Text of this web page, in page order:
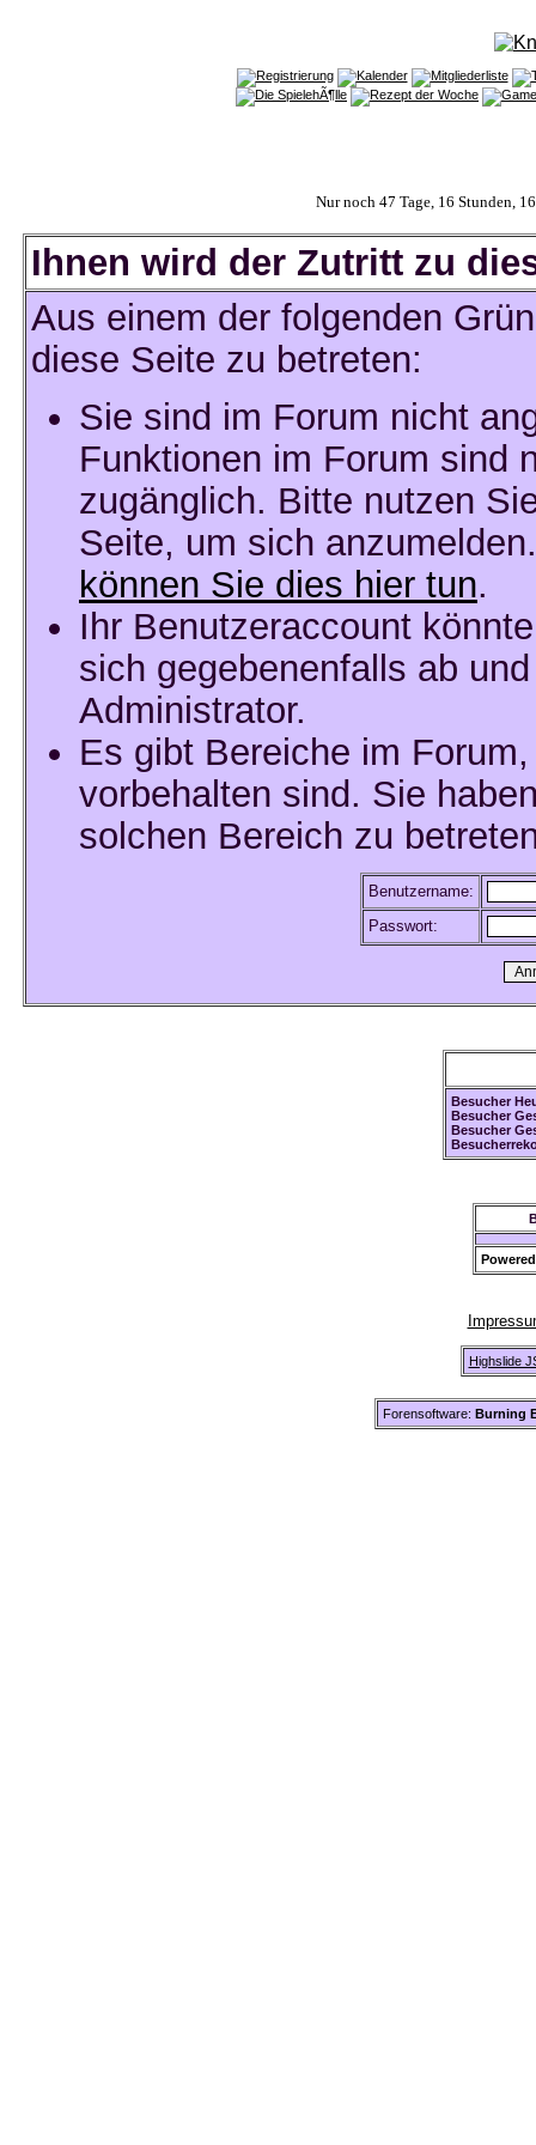
Nur noch 47 Tage, 16 Stunden,
Ihnen wird der Zutritt zu
Aus einem der folgenden
diese Seite zu betreten:
Sie sind im Forum nicht
Funktionen im Forum sind
zugänglich. Bitte nutzen
Seite, um sich
können Sie dies hier tun.
Ihr Benutzeraccount
sich gegebenenfalls ab
Administrator.
Es gibt Bereiche im
vorbehalten sind. Sie
solchen Bereich zu
Benutzername:
Passwort:
Besucher
Besucher
Besucher
Highslide
Forensoftware: Burning